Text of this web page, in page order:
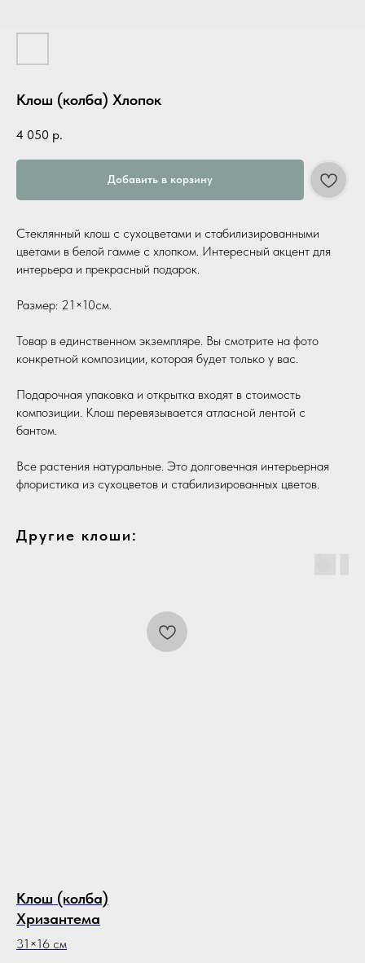
Клош (колба) Хлопок
4 050 р.
Добавить в корзину
Стеклянный клош с сухоцветами и стабилизированными
цветами в белой гамме с хлопком. Интересный акцент для
интерьера и прекрасный подарок.
Размер: 21×10см.
Товар в единственном экземпляре. Вы смотрите на фото
конкретной композиции, которая будет только у вас.
Подарочная упаковка и открытка входят в стоимость
композиции. Клош перевязывается атласной лентой с
бантом.
Все растения натуральные. Это долговечная интерьерная
флористика из сухоцветов и стабилизированных цветов.
Другие клоши:
Клош (колба)
Хризантема
31×16 см